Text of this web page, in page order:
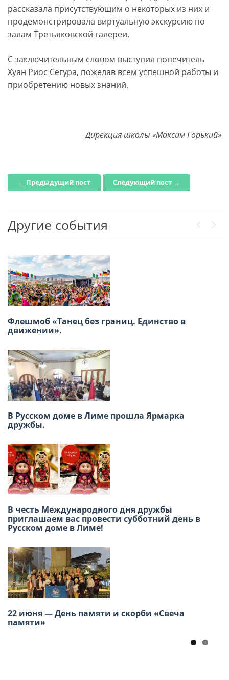
рассказала присутствующим о некоторых из них и
продемонстрировала виртуальную экскурсию по
залам Третьяковской галереи.
С заключительным словом выступил попечитель
Хуан Риос Сегура, пожелав всем успешной работы и
приобретению новых знаний.
Дирекция школы «Максим Горький»
Post navigation
← Предыдущий пост Следующий пост →
Другие события
Флешмоб «Танец без границ. Единство в
движении».
В Русском доме в Лиме прошла Ярмарка
дружбы.
В честь Международного дня дружбы
приглашаем вас провести субботний день в
Русском доме в Лиме!
22 июня — День памяти и скорби «Свеча
памяти»
XVIII Региональная конференция российских
соотечественников стран Латинской
Заседание ВКС россйских
соотечественников16-17 июня, г. Москва
Международный конкурс детского
творчества «Москва в сердце каждого»
VII Региональная молодежная конференция
российских соотечественников стран